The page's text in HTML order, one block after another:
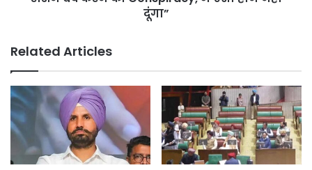
Conspiracy,
मैं
ऐसा
होने
नहीं
दूंगा”
दूंगा”
Related Articles